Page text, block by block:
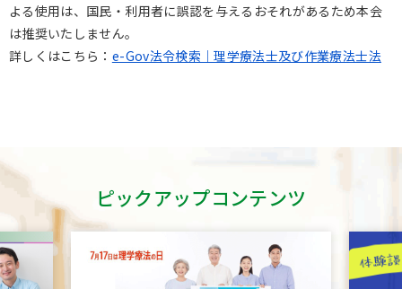
よる使用は、国民・利用者に誤認を与えるおそれがあるため本会
は推奨いたしません。
詳しくはこちら： e-Gov法令検索｜理学療法士及び作業療法士法
ピックアップコンテンツ